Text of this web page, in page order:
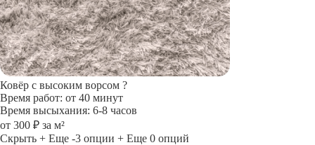
Ковёр с высоким ворсом ?
Время работ: от 40 минут
Время высыхания: 6-8 часов
от 300 ₽ за м²
Скрыть + Еще -3 опции + Еще 0 опций